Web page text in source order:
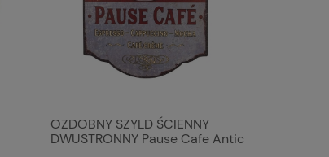
OZDOBNY SZYLD ŚCIENNY
DWUSTRONNY Pause Cafe Antic